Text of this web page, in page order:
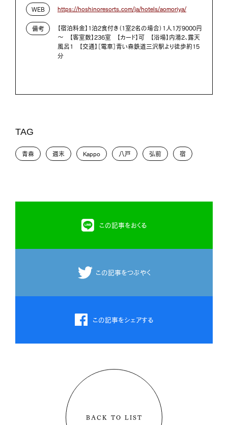
WEB https://hoshinoresorts.com/ja/hotels/aomoriya/
備考
【宿泊料金】1泊2食付き（1室2名の場合）1人1万9000円
～ 【客室数】236室 【カード】可 【浴場】内湯2、露天
風呂1 【交通】［電車］青い森鉄道三沢駅より徒歩約15
分
TAG
青森 週末 Kappo 八戸 弘前 宿
この記事をおくる
この記事をつぶやく
この記事をシェアする
BACK TO LIST